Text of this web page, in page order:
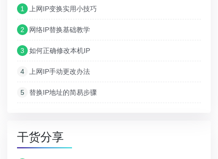
1 上网IP变换实用小技巧
2 网络IP替换基础教学
3 如何正确修改本机IP
4 上网IP手动更改办法
5 替换IP地址的简易步骤
干货分享